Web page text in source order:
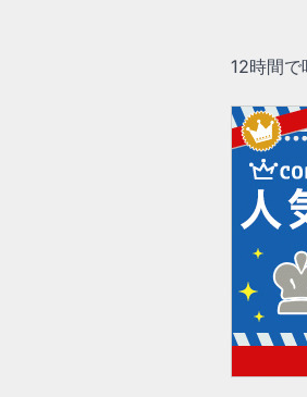
12時間で